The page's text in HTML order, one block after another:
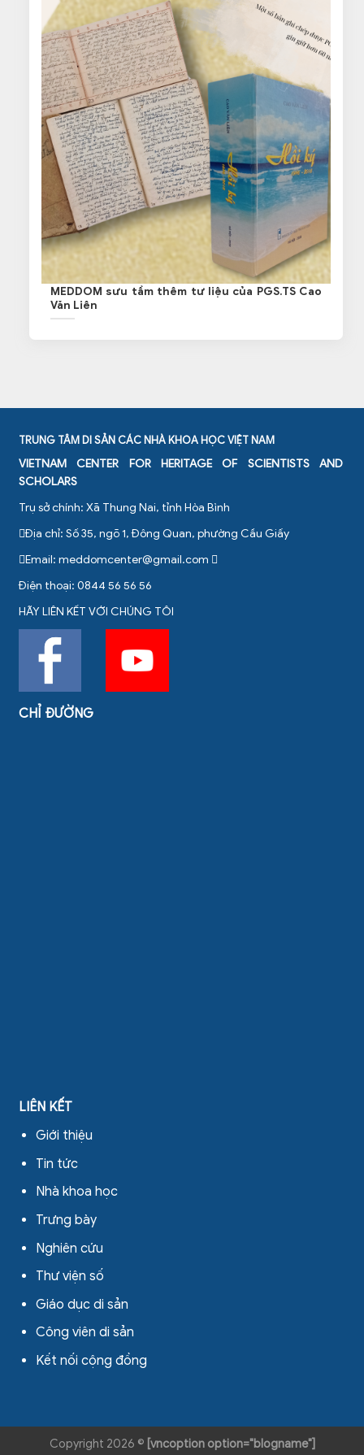
MEDDOM sưu tầm thêm tư liệu của PGS.TS Cao
Văn Liên
TRUNG TÂM DI SẢN CÁC NHÀ KHOA HỌC VIỆT NAM
VIETNAM CENTER FOR HERITAGE OF SCIENTISTS AND
SCHOLARS
Trụ sở chính: Xã Thung Nai, tỉnh Hòa Bình
Địa chỉ: Số 35, ngõ 1, Đông Quan, phường Cầu Giấy
Email: meddomcenter@gmail.com
Điện thoại: 0844 56 56 56
HÃY LIÊN KẾT VỚI CHÚNG TÔI
CHỈ ĐƯỜNG
LIÊN KẾT
Giới thiệu
Tin tức
Nhà khoa học
Trưng bày
Nghiên cứu
Thư viện số
Giáo dục di sản
Công viên di sản
Kết nối cộng đồng
Copyright 2026 © [vncoption option="blogname"]